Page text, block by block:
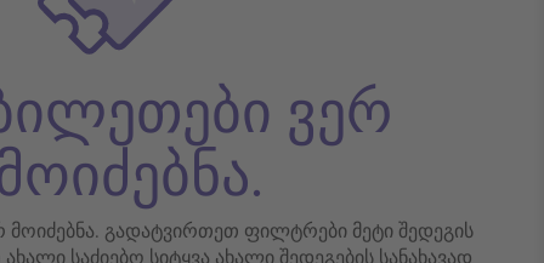
ვერ
მოიძებნა. გადატვირთეთ ფილტრები მეტი შედეგის
ახალი საძიებო სიტყვა ახალი შედეგების სანახავად